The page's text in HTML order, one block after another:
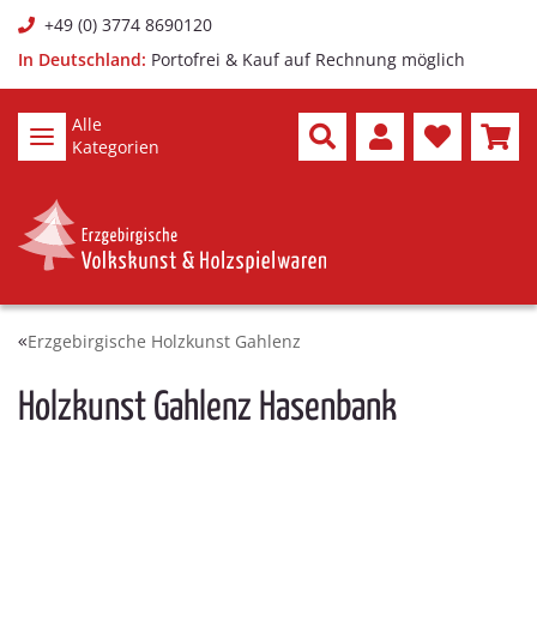
+49 (0) 3774 8690120
In Deutschland: Portofrei & Kauf auf Rechnung möglich
Alle
Kategorien
Erzgebirgische Holzkunst Gahlenz
Holzkunst Gahlenz Hasenbank